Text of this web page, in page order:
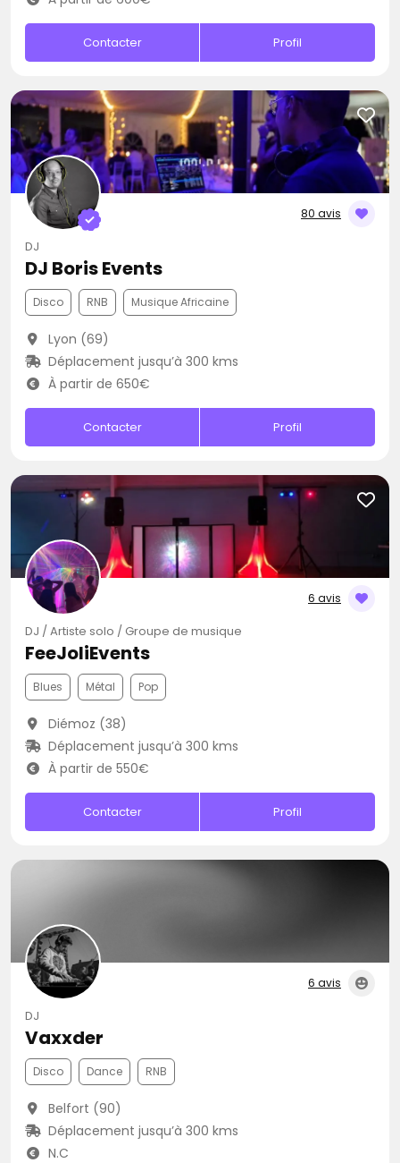
Contacter Profil
80 avis
DJ
DJ Boris Events
Disco RNB Musique Africaine
Lyon (69)
Déplacement jusqu’à 300 kms
À partir de 650€
Contacter Profil
6 avis
DJ / Artiste solo / Groupe de musique
FeeJoliEvents
Blues Métal Pop
Diémoz (38)
Déplacement jusqu’à 300 kms
À partir de 550€
Contacter Profil
6 avis
DJ
Vaxxder
Disco Dance RNB
Belfort (90)
Déplacement jusqu’à 300 kms
N.C